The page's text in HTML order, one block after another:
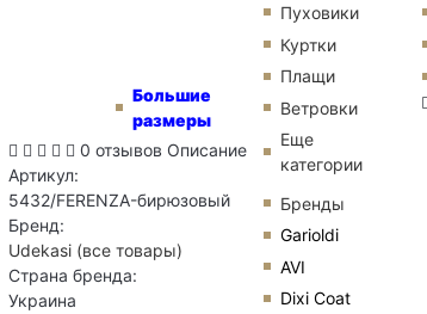
Большие
размеры
Пуховики
Куртки
Плащи
Ветровки
Еще
категории
Бренды
Garioldi
AVI
Dixi Coat
0 отзывов Описание
Артикул:
5432/FERENZA-бирюзовый
Бренд:
Udekasi (все товары)
Страна бренда:
Украина